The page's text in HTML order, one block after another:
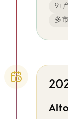
9+
多